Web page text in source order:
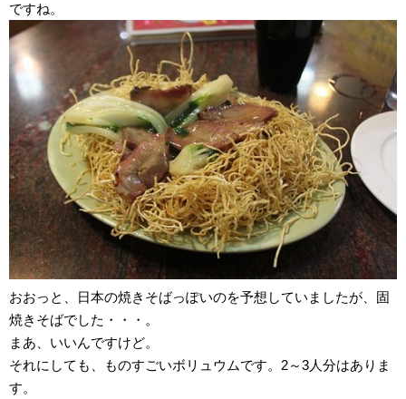
ですね。
おおっと、日本の焼きそばっぽいのを予想していましたが、固
焼きそばでした・・・。
まあ、いいんですけど。
それにしても、ものすごいボリュウムです。2～3人分はありま
す。